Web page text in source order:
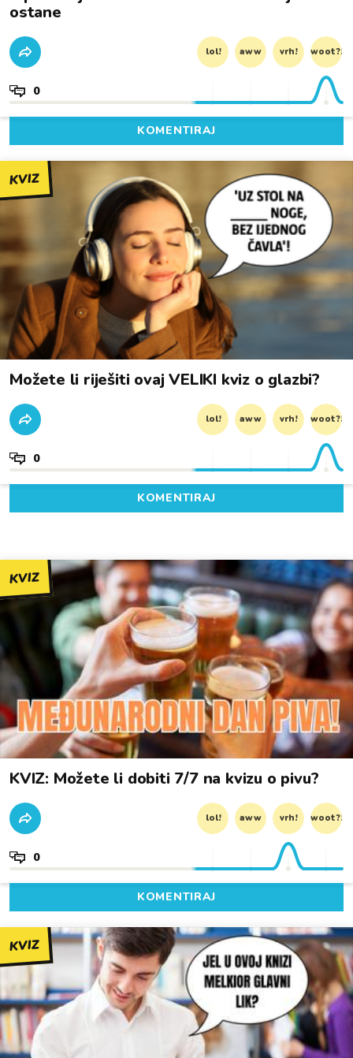
ostane
lol! aww vrh! woot?!
0
KOMENTIRAJ
KVIZ
Možete li riješiti ovaj VELIKI kviz o glazbi?
lol! aww vrh! woot?!
0
KOMENTIRAJ
KVIZ
KVIZ: Možete li dobiti 7/7 na kvizu o pivu?
lol! aww vrh! woot?!
0
KOMENTIRAJ
KVIZ